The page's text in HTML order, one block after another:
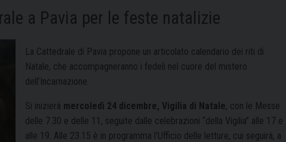
a Pavia per le feste natalizie
La Cattedrale di Pavia propone un articolato calendario dei riti di
Natale, che accompagneranno i fedeli nel cuore del mistero
dell’Incarnazione.
Si inizierà mercoledì 24 dicembre, Vigilia di Natale, con le Messe
delle 7.30 e delle 11, seguite dalle celebrazioni “della Vigilia” alle 17 e
alle 19. Alle 23.15 è in programma l’Ufficio delle letture, cui seguirà, a